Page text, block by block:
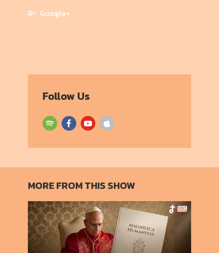
Google+
Follow Us
MORE FROM THIS SHOW